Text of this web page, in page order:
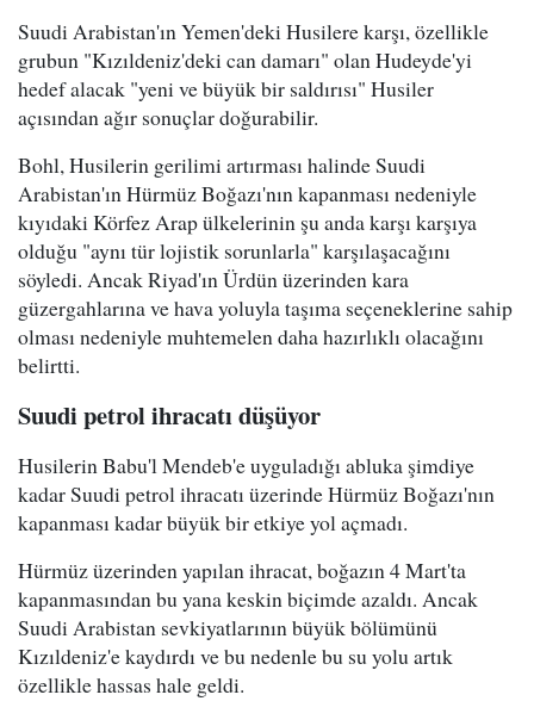
Suudi Arabistan'ın Yemen'deki Husilere karşı, özellikle
grubun "Kızıldeniz'deki can damarı" olan Hudeyde'yi
hedef alacak "yeni ve büyük bir saldırısı" Husiler
açısından ağır sonuçlar doğurabilir.
Bohl, Husilerin gerilimi artırması halinde Suudi
Arabistan'ın Hürmüz Boğazı'nın kapanması nedeniyle
kıyıdaki Körfez Arap ülkelerinin şu anda karşı karşıya
olduğu "aynı tür lojistik sorunlarla" karşılaşacağını
söyledi. Ancak Riyad'ın Ürdün üzerinden kara
güzergahlarına ve hava yoluyla taşıma seçeneklerine sahip
olması nedeniyle muhtemelen daha hazırlıklı olacağını
belirtti.
Suudi petrol ihracatı düşüyor
Husilerin Babu'l Mendeb'e uyguladığı abluka şimdiye
kadar Suudi petrol ihracatı üzerinde Hürmüz Boğazı'nın
kapanması kadar büyük bir etkiye yol açmadı.
Hürmüz üzerinden yapılan ihracat, boğazın 4 Mart'ta
kapanmasından bu yana keskin biçimde azaldı. Ancak
Suudi Arabistan sevkiyatlarının büyük bölümünü
Kızıldeniz'e kaydırdı ve bu nedenle bu su yolu artık
özellikle hassas hale geldi.